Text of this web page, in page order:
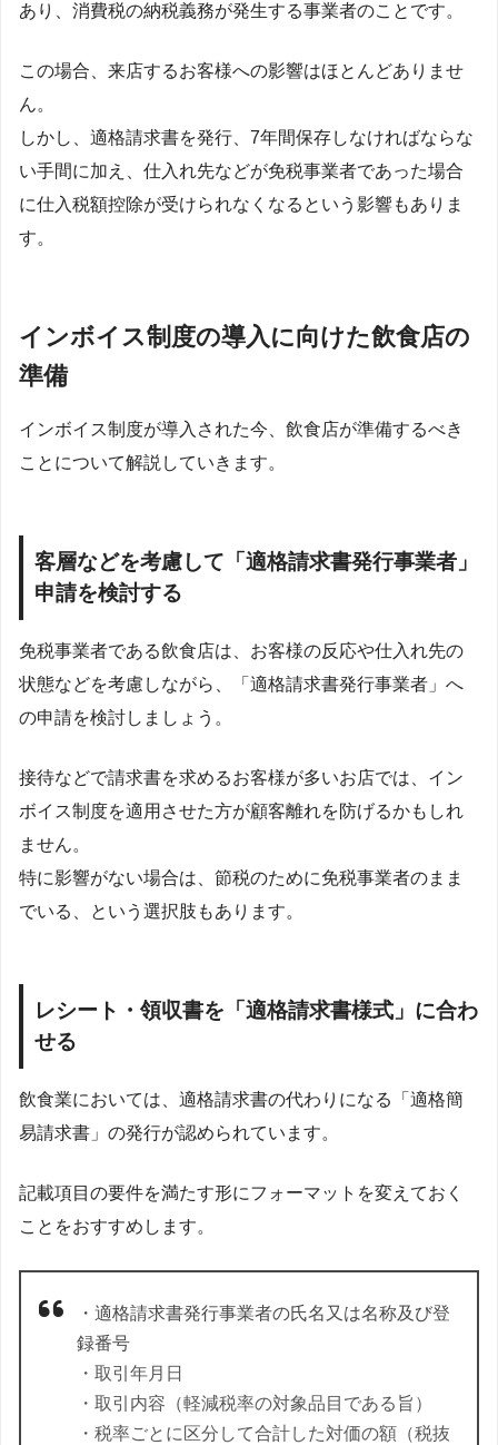
あり、消費税の納税義務が発生する事業者のことです。
この場合、来店するお客様への影響はほとんどありませ
ん。
しかし、適格請求書を発行、7年間保存しなければならな
い手間に加え、仕入れ先などが免税事業者であった場合
に仕入税額控除が受けられなくなるという影響もありま
す。
インボイス制度の導入に向けた飲食店の
準備
インボイス制度が導入された今、飲食店が準備するべき
ことについて解説していきます。
客層などを考慮して「適格請求書発行事業者」
申請を検討する
免税事業者である飲食店は、お客様の反応や仕入れ先の
状態などを考慮しながら、「適格請求書発行事業者」へ
の申請を検討しましょう。
接待などで請求書を求めるお客様が多いお店では、イン
ボイス制度を適用させた方が顧客離れを防げるかもしれ
ません。
特に影響がない場合は、節税のために免税事業者のまま
でいる、という選択肢もあります。
レシート・領収書を「適格請求書様式」に合わ
せる
飲食業においては、適格請求書の代わりになる「適格簡
易請求書」の発行が認められています。
記載項目の要件を満たす形にフォーマットを変えておく
ことをおすすめします。
・適格請求書発行事業者の氏名又は名称及び登
録番号
・取引年月日
・取引内容（軽減税率の対象品目である旨）
・税率ごとに区分して合計した対価の額（税抜